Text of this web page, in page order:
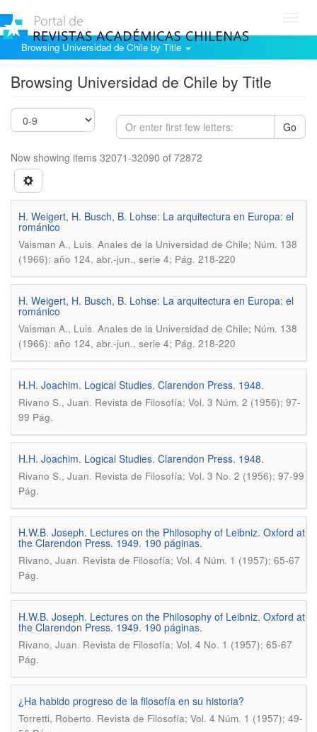
Browsing Universidad de Chile by Title
Browsing Universidad de Chile by Title
Go
Now showing items 32071-32090 of 72872
H. Weigert, H. Busch, B. Lohse: La arquitectura en Europa: el
románico
Vaisman A., Luis. Anales de la Universidad de Chile; Núm. 138
(1966): año 124, abr.-jun., serie 4; Pág. 218-220
H. Weigert, H. Busch, B. Lohse: La arquitectura en Europa: el
románico
Vaisman A., Luis. Anales de la Universidad de Chile; Núm. 138
(1966): año 124, abr.-jun., serie 4; Pág. 218-220
H.H. Joachim. Logical Studies. Clarendon Press. 1948.
Rivano S., Juan. Revista de Filosofía; Vol. 3 Núm. 2 (1956); 97-
99 Pág.
H.H. Joachim. Logical Studies. Clarendon Press. 1948.
Rivano S., Juan. Revista de Filosofía; Vol. 3 No. 2 (1956); 97-99
Pág.
H.W.B. Joseph. Lectures on the Philosophy of Leibniz. Oxford at
the Clarendon Press. 1949. 190 páginas.
Rivano, Juan. Revista de Filosofía; Vol. 4 Núm. 1 (1957); 65-67
Pág.
H.W.B. Joseph. Lectures on the Philosophy of Leibniz. Oxford at
the Clarendon Press. 1949. 190 páginas.
Rivano, Juan. Revista de Filosofía; Vol. 4 No. 1 (1957); 65-67
Pág.
¿Ha habido progreso de la filosofía en su historia?
Torretti, Roberto. Revista de Filosofía; Vol. 4 Núm. 1 (1957); 49-